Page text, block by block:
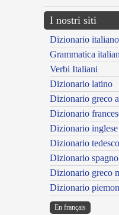
I nostri siti
Dizionario italiano
Grammatica
Verbi Italiani
Dizionario latino
Dizionario greco
Dizionario
Dizionario inglese
Dizionario tedesco
Dizionario
Dizionario greco
Dizionario
En français